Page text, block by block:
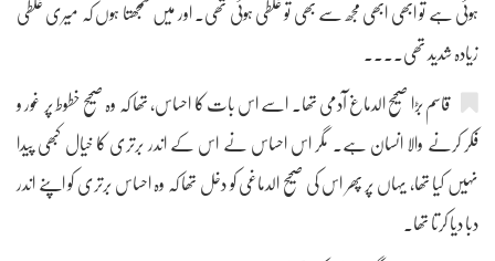
ہوئی ہے تو ابھی ابھی مجھ سے بھی تو غلطی ہوئی تھی۔ اور میں سمجھتا ہوں کہ میری غلطی
زیادہ شدید تھی....
قاسم بڑا صحیح الدماغ آدمی تھا۔ اسے اس بات کا احساس، تھا کہ وہ صحیح خطوط پر غور و
فکر کرنے والا انسان ہے۔ مگر اس احساس نے اس کے اندر برتری کا خیال کبھی پیدا
نہیں کیا تھا، یہاں پر پھر اس کی صحیح الدماغی کو دخل تھا کہ وہ احساس برتری کو اپنے اندر
دبا دیا کرتا تھا۔